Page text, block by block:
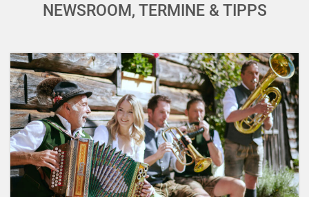
NEWSROOM, TERMINE & TIPPS